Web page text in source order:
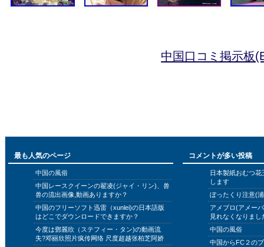
中国口コミ掲示板
最も人気のページ
中国の風俗
中国レースクイーンの翟凌(ジャイ・リン)、兽
兽の流出画像,動画ありますか？
中国のフリーソフト迅雷（xunlei)の日本語版
はどこでダウンロードできますか？
今度は鄧麗欣（ステフィー・タン)の動画流
失?邓丽欣照片疯传网络 尺度超越张柏芝阿娇
コメントが多い投稿
日本製紙おむつ
します
ぼったくり注意(
アメブロ(アメー
見れなくなりまし
中国の風俗
中国からFC２の